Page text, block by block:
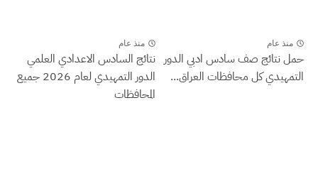
منذ عام
حمل نتائج صف سادس ادبي الدور
التمهيدي كل محافظات العراق...
منذ عام
نتائج السادس الاعدادي العلمي
الدور التمهيدي لعام 2026 جميع
المحافظات